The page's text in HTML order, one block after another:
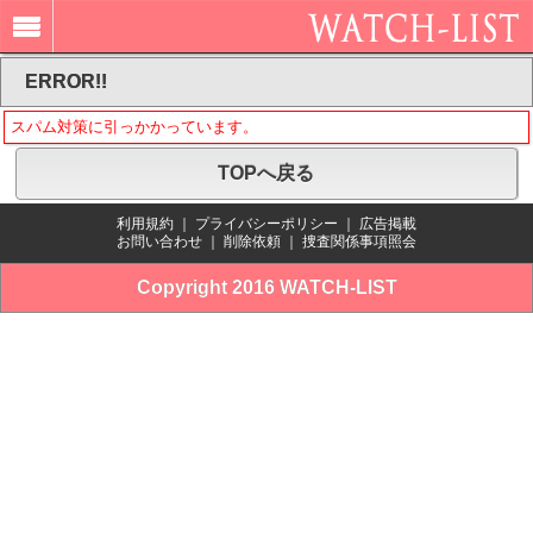
ERROR!!
スパム対策に引っかかっています。
TOPへ戻る
利用規約 プライバシーポリシー
広告掲載
お問い合わせ
削除依頼 捜査関係事項照会
Copyright 2016 WATCH-LIST